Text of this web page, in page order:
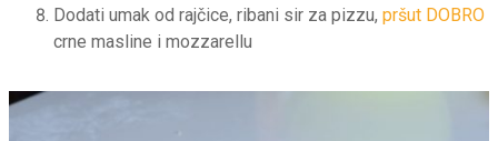
Dodati umak od rajčice, ribani sir za pizzu, pršut DOBRO
crne masline i mozzarellu